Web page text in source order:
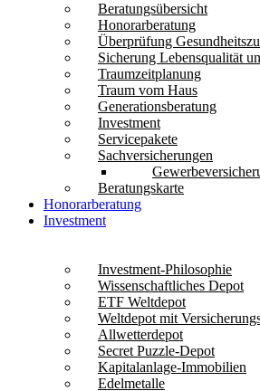
Beratungsübersicht
Honorarberatung
Überprüfung
Sicherung Lebensqualität
Traumzeitplanung
Traum vom Haus
Generationsberatung
Investment
Servicepakete
Sachversicherungen
Beratungskarte
Honorarberatung
Investment
Investment-Philosophie
Wissenschaftliches Depot
ETF Weltdepot
Weltdepot mit
Allwetterdepot
Secret Puzzle-Depot
Kapitalanlage-Immobilien
Edelmetalle